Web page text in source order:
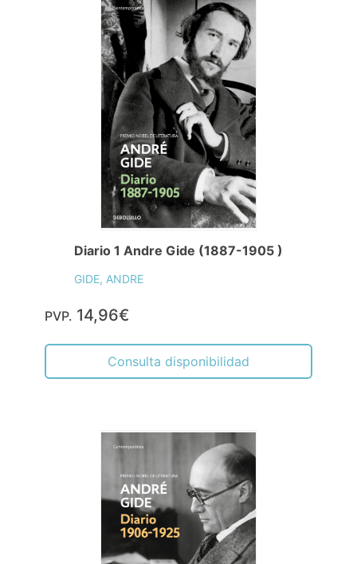
Diario 1 Andre Gide (1887-1905 )
GIDE, ANDRE
PVP. 14,96€
Consulta disponibilidad